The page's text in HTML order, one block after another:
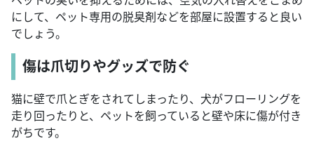
にして、ペット専用の脱臭剤などを部屋に設置すると良い
でしょう。
傷は爪切りやグッズで防ぐ
猫に壁で爪とぎをされてしまったり、犬がフローリングを
走り回ったりと、ペットを飼っていると壁や床に傷が付き
がちです。